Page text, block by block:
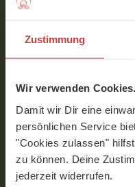
Zustimmung
Wir verwenden Cookies.
Damit wir Dir eine
persönlichen Service
"Cookies zulassen"
zu können. Deine
jederzeit widerrufen.
bettelarme Piraten